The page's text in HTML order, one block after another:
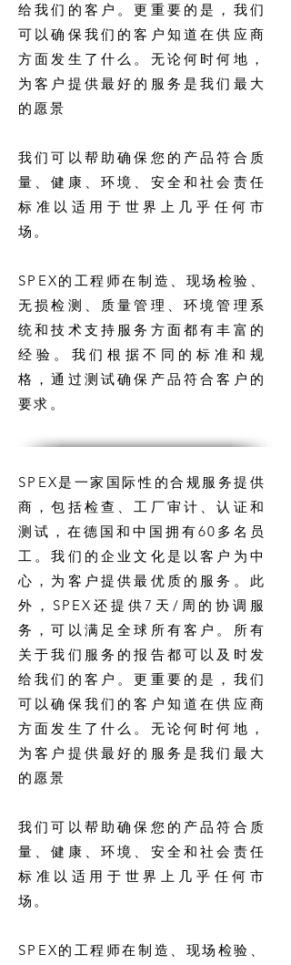
给我们的客户。更重要的是，我们
可以确保我们的客户知道在供应商
方面发生了什么。无论何时何地，
为客户提供最好的服务是我们最大
的愿景
我们可以帮助确保您的产品符合质
量、健康、环境、安全和社会责任
标准以适用于世界上几乎任何市
场。
SPEX的工程师在制造、现场检验、
无损检测、质量管理、环境管理系
统和技术支持服务方面都有丰富的
经验。我们根据不同的标准和规
格，通过测试确保产品符合客户的
要求。
SPEX是一家国际性的合规服务提供
商，包括检查、工厂审计、认证和
测试，在德国和中国拥有60多名员
工。我们的企业文化是以客户为中
心，为客户提供最优质的服务。此
外，SPEX还提供7天/周的协调服
务，可以满足全球所有客户。所有
关于我们服务的报告都可以及时发
给我们的客户。更重要的是，我们
可以确保我们的客户知道在供应商
方面发生了什么。无论何时何地，
为客户提供最好的服务是我们最大
的愿景
我们可以帮助确保您的产品符合质
量、健康、环境、安全和社会责任
标准以适用于世界上几乎任何市
场。
SPEX的工程师在制造、现场检验、